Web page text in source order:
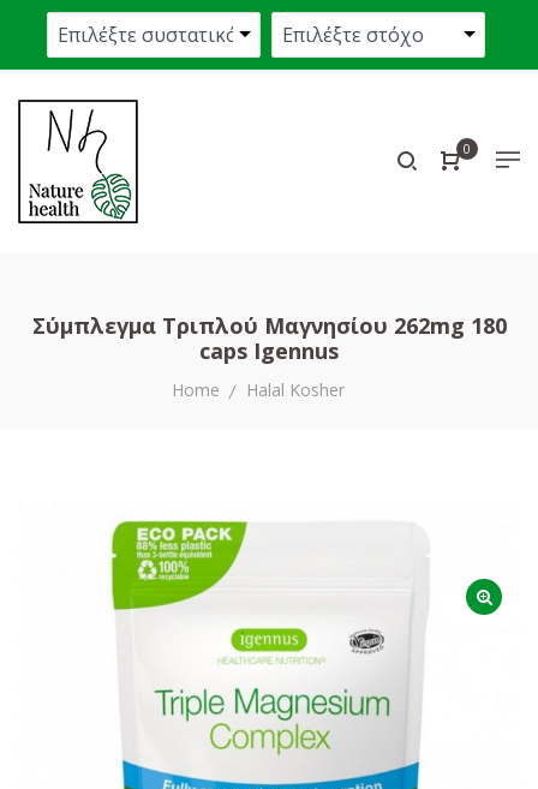
0
Σύμπλεγμα Τριπλού Μαγνησίου 262mg 180
caps Igennus
Home Ηalal Κosher